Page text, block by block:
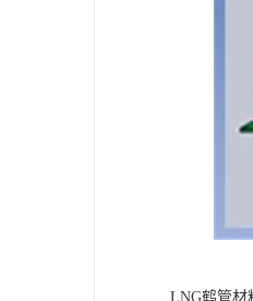
LNG鹤管材